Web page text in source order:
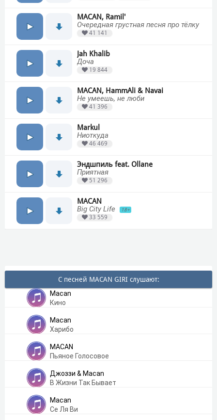
MACAN, Ramil'
Очередная грустная песня про тёлку
41 141
Jah Khalib
Доча
19 844
MACAN, HammAli & Navai
Не умеешь, не люби
41 396
Markul
Ниоткуда
46 469
Эндшпиль feat. Ollane
Приятная
51 296
MACAN
Big City Life
18+
33 559
С песней MACAN GIRI слушают:
Macan
Кино
Macan
Харибо
MACAN
Пьяное Голосовое
Джоззи & Macan
В Жизни Так Бывает
Macan
Се Ля Ви